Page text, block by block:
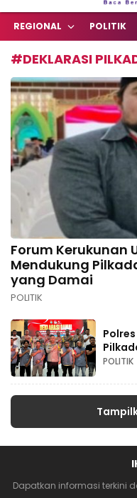
REGIONAL POLITIK
#DEKLARASI
Forum Kerukunan
Mendukung
yang Damai
POLITIK
POLITIK
Dapatkan informasi terkini